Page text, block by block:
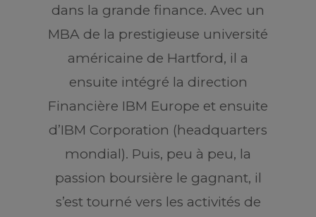
dans la grande finance. Avec un
MBA de la prestigieuse université
américaine de Hartford, il a
ensuite intégré la direction
Financière IBM Europe et ensuite
d’IBM Corporation (headquarters
mondial). Puis, peu à peu, la
passion boursière le gagnant, il
s’est tourné vers les activités de